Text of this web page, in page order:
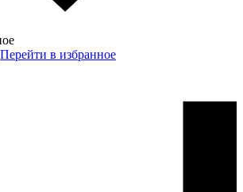
Перейти в избранное